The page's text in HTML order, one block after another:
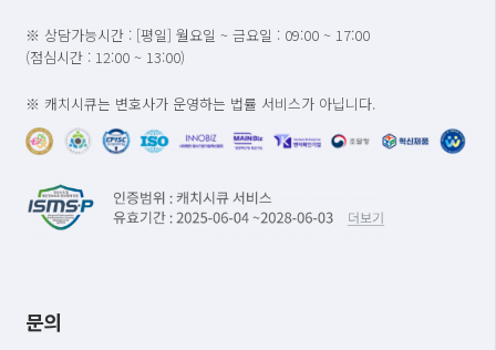
※ 상담가능시간 : [평일] 월요일 ~ 금요일 : 09:00 ~ 17:00
(점심시간 : 12:00 ~ 13:00)
※ 캐치시큐는 변호사가 운영하는 법률 서비스가 아닙니다.
문의